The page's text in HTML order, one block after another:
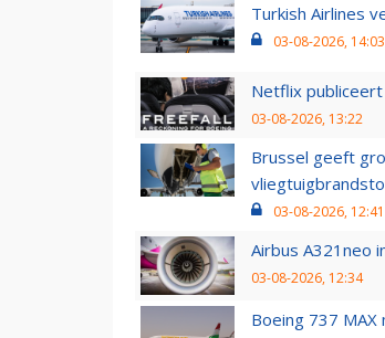
Turkish Airlines
03-08-2026, 14:03
Netflix
03-08-2026, 13:22
Brussel geeft
03-08-2026, 12:41
Airbus A321neo
03-08-2026, 12:34
Boeing 737